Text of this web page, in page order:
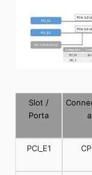
Slot /
Porta
a
PCI_E1